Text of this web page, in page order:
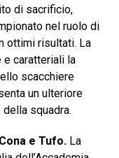
di sacrificio,
nel ruolo di
ottimi risultati. La
caratteriali la
scacchiere
un ulteriore
squadra.
e Tufo. La